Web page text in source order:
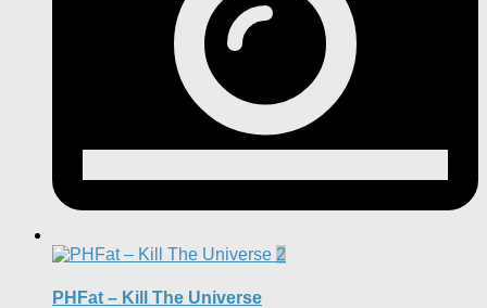
2
PHFat – Kill The Universe